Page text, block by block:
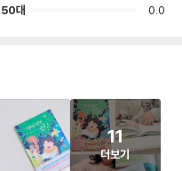
50대
0.0
11
더보기